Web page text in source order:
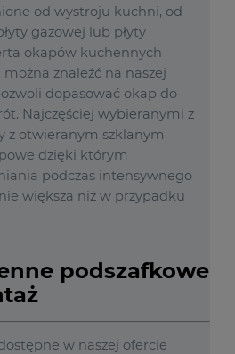
od wystroju kuchni, od
gazowej lub płyty
okapów kuchennych
znaleźć na naszej
dopasować okap do
Najczęściej wybieranymi z
z otwieranym szklanym
dzięki którym
podczas intensywnego
większa niż w przypadku
podszafkowe
w naszej ofercie